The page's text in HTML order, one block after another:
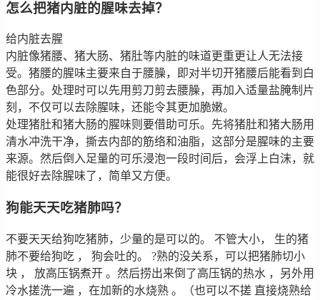
怎么把猪内脏的腥味去掉？
给内脏去腥
内脏像猪腰、猪大肠、猪肚等内脏的味道更重更让人无法接
受。猪腰的腥味主要来自于腰臊，即对半切开猪腰后能看到白
色部分。处理时可以先用剪刀剪去腰臊，再加入适量盐腌制片
刻，不仅可以去除腥味，还能令其更加脆嫩。
处理猪肚和猪大肠的腥味则要借助可乐。先将猪肚和猪大肠用
清水冲洗干净，撕去内部的筋络和油脂，这部分是腥味的主要
来源。然后倒入足量的可乐浸泡一段时间后，会浮上白沫，就
能很好去除腥味了，简单又方便。
狗能天天吃猪肺吗？
不要天天给狗吃猪肺，少量的是可以的。 不管大小， 生的猪
肺不要给狗吃 ， 狗会吐的。 ?熟的没关系，可以把猪肺切小
块 ， 放高压锅煮开 。然后捞出来倒了高压锅的热水 ，另外用
冷水搓洗一遍 ，在加新的水烧熟 。（也可以不搓 直接烧熟给